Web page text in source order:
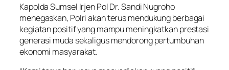
Kapolda Sumsel Irjen Pol Dr. Sandi Nugroho
menegaskan, Polri akan terus mendukung berbagai
kegiatan positif yang mampu meningkatkan prestasi
generasi muda sekaligus mendorong pertumbuhan
ekonomi masyarakat.